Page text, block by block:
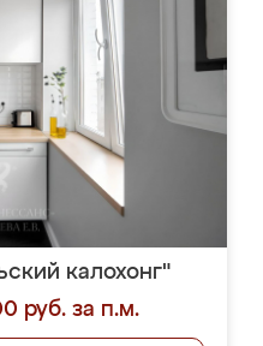
калохонг"
руб. за п.м.